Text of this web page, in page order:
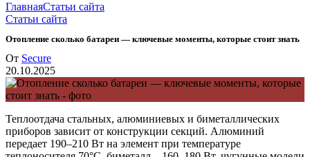
ГлавнаяСтатьи сайта
Статьи сайта
Отопление сколько батареи — ключевые моменты, которые стоит знать
От Secure
20.10.2025
Теплоотдача стальных, алюминиевых и биметаллических
приборов зависит от конструкции секций. Алюминий
передает 190–210 Вт на элемент при температуре